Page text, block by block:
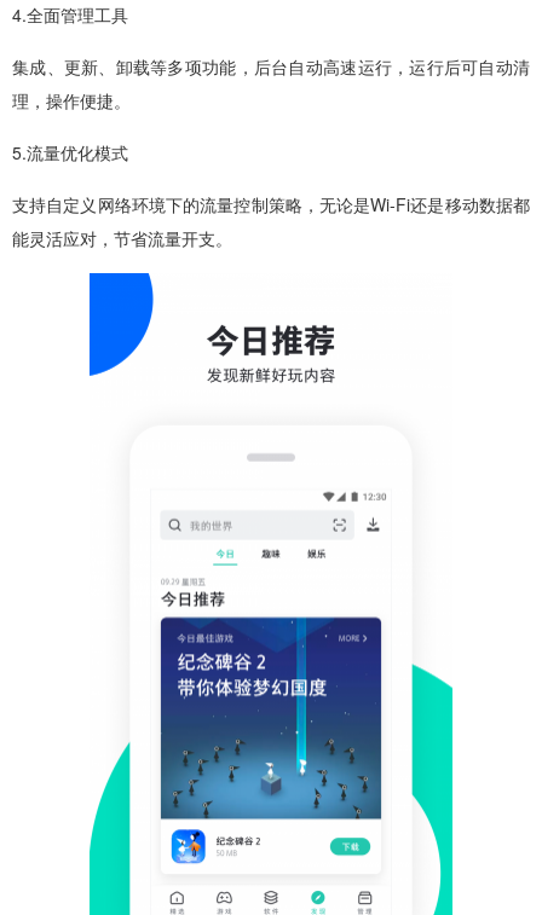
4.全面管理工具
集成、更新、卸载等多项功能，后台自动高速运行，运行后可自动清
理，操作便捷。
5.流量优化模式
支持自定义网络环境下的流量控制策略，无论是Wi-Fi还是移动数据都
能灵活应对，节省流量开支。